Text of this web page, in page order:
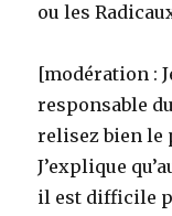
ou les
[modération :
responsable
relisez bien le
J’explique
il est difficile